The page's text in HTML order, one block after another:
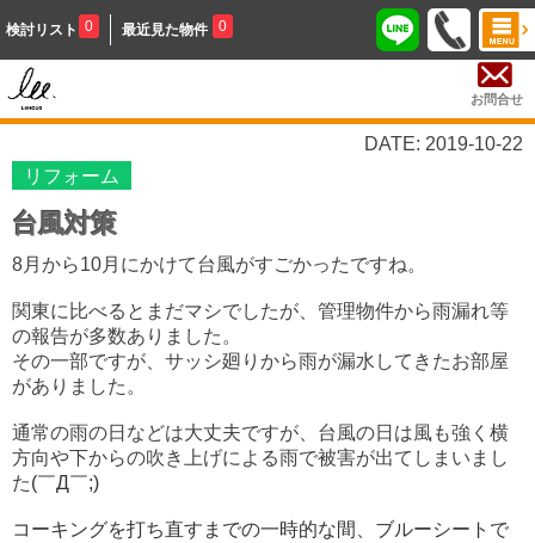
検討リスト 0 最近見た物件 0
お問合せ
DATE: 2019-10-22
リフォーム
台風対策
8月から10月にかけて台風がすごかったですね。
関東に比べるとまだマシでしたが、管理物件から雨漏れ等
の報告が多数ありました。
その一部ですが、サッシ廻りから雨が漏水してきたお部屋
がありました。
通常の雨の日などは大丈夫ですが、台風の日は風も強く横
方向や下からの吹き上げによる雨で被害が出てしまいまし
た(￣Д￣;)
コーキングを打ち直すまでの一時的な間、ブルーシートで